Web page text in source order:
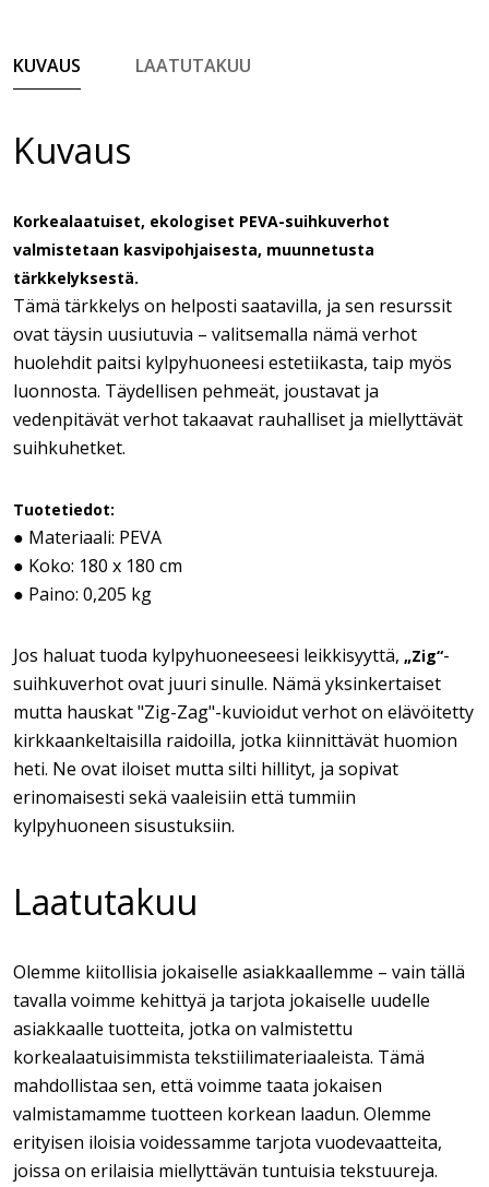
KUVAUS LAATUTAKUU
Kuvaus
Korkealaatuiset, ekologiset PEVA-suihkuverhot
valmistetaan kasvipohjaisesta, muunnetusta
tärkkelyksestä.
Tämä tärkkelys on helposti saatavilla, ja sen resurssit
ovat täysin uusiutuvia – valitsemalla nämä verhot
huolehdit paitsi kylpyhuoneesi estetiikasta, taip myös
luonnosta. Täydellisen pehmeät, joustavat ja
vedenpitävät verhot takaavat rauhalliset ja miellyttävät
suihkuhetket.
Tuotetiedot:
● Materiaali: PEVA
● Koko: 180 x 180 cm
● Paino: 0,205 kg
Jos haluat tuoda kylpyhuoneeseesi leikkisyyttä, „Zig“-
suihkuverhot ovat juuri sinulle. Nämä yksinkertaiset
mutta hauskat "Zig-Zag"-kuvioidut verhot on elävöitetty
kirkkaankeltaisilla raidoilla, jotka kiinnittävät huomion
heti. Ne ovat iloiset mutta silti hillityt, ja sopivat
erinomaisesti sekä vaaleisiin että tummiin
kylpyhuoneen sisustuksiin.
Laatutakuu
Olemme kiitollisia jokaiselle asiakkaallemme – vain tällä
tavalla voimme kehittyä ja tarjota jokaiselle uudelle
asiakkaalle tuotteita, jotka on valmistettu
korkealaatuisimmista tekstiilimateriaaleista. Tämä
mahdollistaa sen, että voimme taata jokaisen
valmistamamme tuotteen korkean laadun. Olemme
erityisen iloisia voidessamme tarjota vuodevaatteita,
joissa on erilaisia miellyttävän tuntuisia tekstuureja.